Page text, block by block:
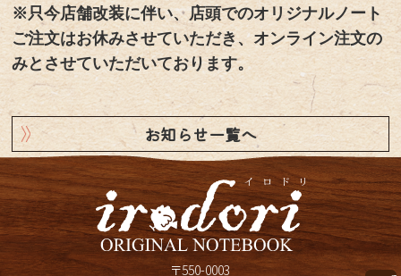
※只今店舗改装に伴い、店頭でのオリジナルノート
ご注文はお休みさせていただき、オンライン注文の
みとさせていただいております。
お知らせ一覧へ
〒550-0003